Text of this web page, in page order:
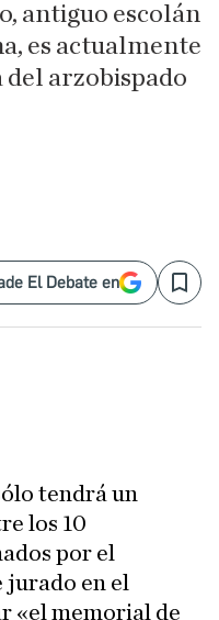
antiguo escolán
es actualmente
arzobispado
El Debate en Save
tendrá un
los 10
por el
en el
«el memorial de